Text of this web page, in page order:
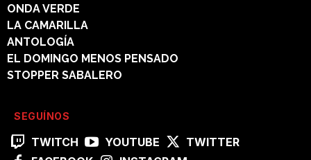
ONDA VERDE
LA CAMARILLA
ANTOLOGÍA
EL DOMINGO MENOS PENSADO
STOPPER SABALERO
SEGUÍNOS
TWITCH YOUTUBE
TWITTER